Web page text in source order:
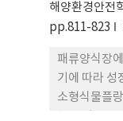
해양환경안전
pp.811-823
패류양식장
기에 따라 성
소형식물플